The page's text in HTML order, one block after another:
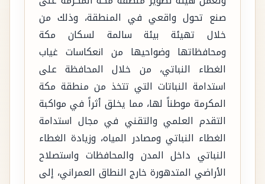
صنع تحول واقعي في المنطقة، وذلك من
خلال تهيئة بيئة سالمة لسكان مكة
ومحافظاتها وضواحيها من انعكاسات غياب
الغطاء النباتي، من خلال المحافظة على
استدامة النباتات التي تتخذ من منطقة مكة
المكرمة موطناً لها، مما يخلق أثراً في مواكبة
التقدم العلمي والتقني في مجال استدامة
الغطاء النباتي ومصادر المياه، وزيادة الغطاء
النباتي داخل المدن والمحافظات واستصلاح
الأراضي المتدهورة خارج النطاق العمراني، إلى